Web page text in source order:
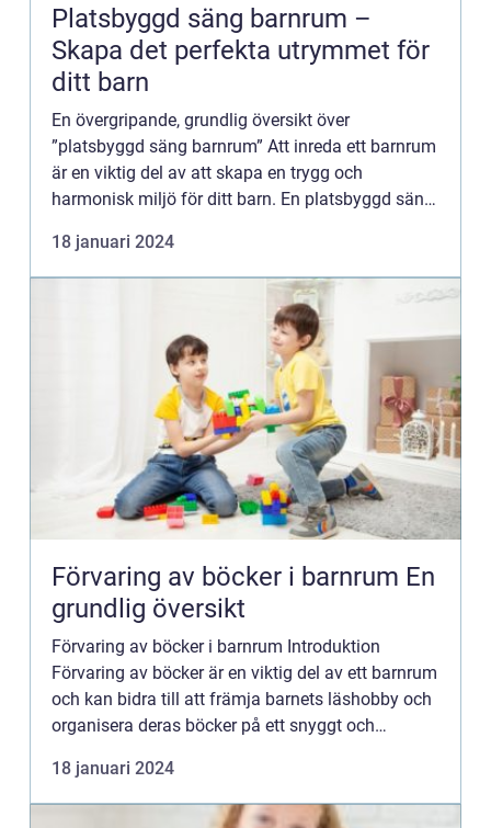
Platsbyggd säng barnrum –
Skapa det perfekta utrymmet för
ditt barn
En övergripande, grundlig översikt över
”platsbyggd säng barnrum” Att inreda ett barnrum
är en viktig del av att skapa en trygg och
harmonisk miljö för ditt barn. En platsbyggd säng
utrymm...
18 januari 2024
Förvaring av böcker i barnrum En
grundlig översikt
Förvaring av böcker i barnrum Introduktion
Förvaring av böcker är en viktig del av ett barnrum
och kan bidra till att främja barnets läshobby och
organisera deras böcker på ett snyggt och
en översik...
18 januari 2024